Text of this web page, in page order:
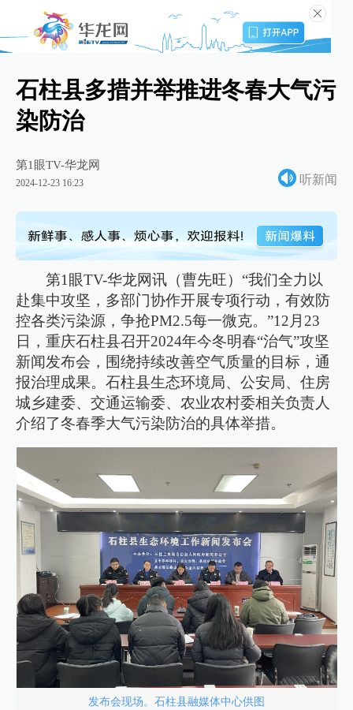
石柱县多措并举推进冬春大气污
染防治
第1眼TV-华龙网
2024-12-23 16:23 听新闻
第1眼TV-华龙网讯（曹先旺）“我们全力以
赴集中攻坚，多部门协作开展专项行动，有效防
控各类污染源，争抢PM2.5每一微克。”12月23
日，重庆石柱县召开2024年今冬明春“治气”攻坚
新闻发布会，围绕持续改善空气质量的目标，通
报治理成果。石柱县生态环境局、公安局、住房
城乡建委、交通运输委、农业农村委相关负责人
介绍了冬春季大气污染防治的具体举措。
发布会现场。石柱县融媒体中心供图